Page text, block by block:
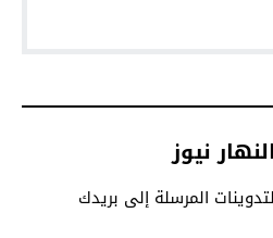
نيوز
المرسلة إلى بريدك